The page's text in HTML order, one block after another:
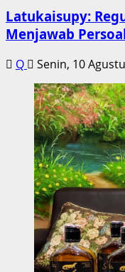
Latukaisupy:
Menjawab
Q Senin, 10